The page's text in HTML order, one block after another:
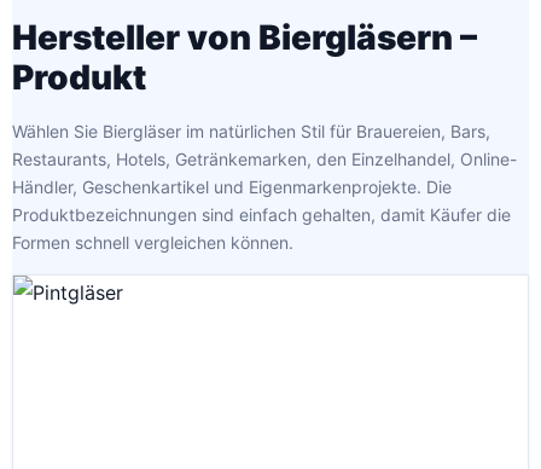
Hersteller von Biergläsern –
Produkt
Wählen Sie Biergläser im natürlichen Stil für Brauereien, Bars,
Restaurants, Hotels, Getränkemarken, den Einzelhandel, Online-
Händler, Geschenkartikel und Eigenmarkenprojekte. Die
Produktbezeichnungen sind einfach gehalten, damit Käufer die
Formen schnell vergleichen können.